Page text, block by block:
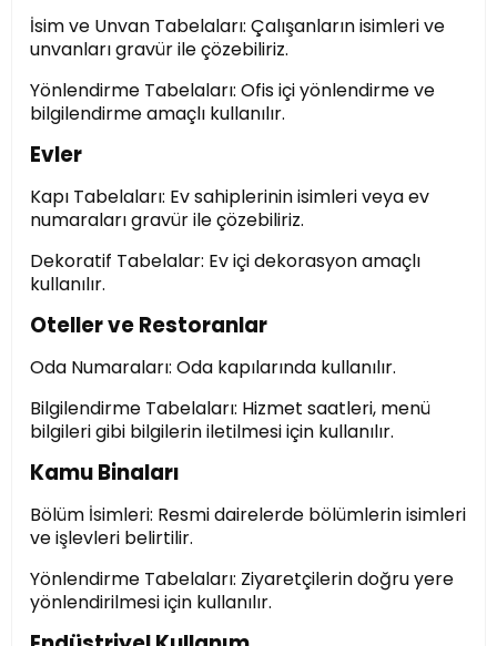
İsim ve Unvan Tabelaları: Çalışanların isimleri ve
unvanları gravür ile çözebiliriz.
Yönlendirme Tabelaları: Ofis içi yönlendirme ve
bilgilendirme amaçlı kullanılır.
Evler
Kapı Tabelaları: Ev sahiplerinin isimleri veya ev
numaraları gravür ile çözebiliriz.
Dekoratif Tabelalar: Ev içi dekorasyon amaçlı
kullanılır.
Oteller ve Restoranlar
Oda Numaraları: Oda kapılarında kullanılır.
Bilgilendirme Tabelaları: Hizmet saatleri, menü
bilgileri gibi bilgilerin iletilmesi için kullanılır.
Kamu Binaları
Bölüm İsimleri: Resmi dairelerde bölümlerin isimleri
ve işlevleri belirtilir.
Yönlendirme Tabelaları: Ziyaretçilerin doğru yere
yönlendirilmesi için kullanılır.